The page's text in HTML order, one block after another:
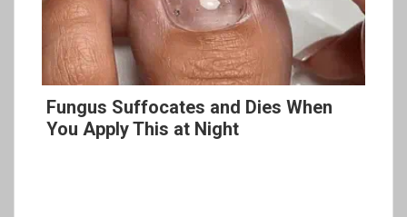
Fungus Suffocates and Dies When
You Apply This at Night